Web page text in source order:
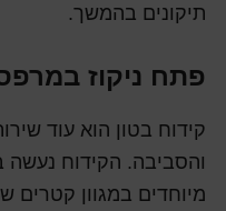
תיקונים בהמשך.
פתח ניקוז
קידוח בטון הוא עוד
והסביבה. הקידוח נעשה
מיוחדים במגוון קטרים